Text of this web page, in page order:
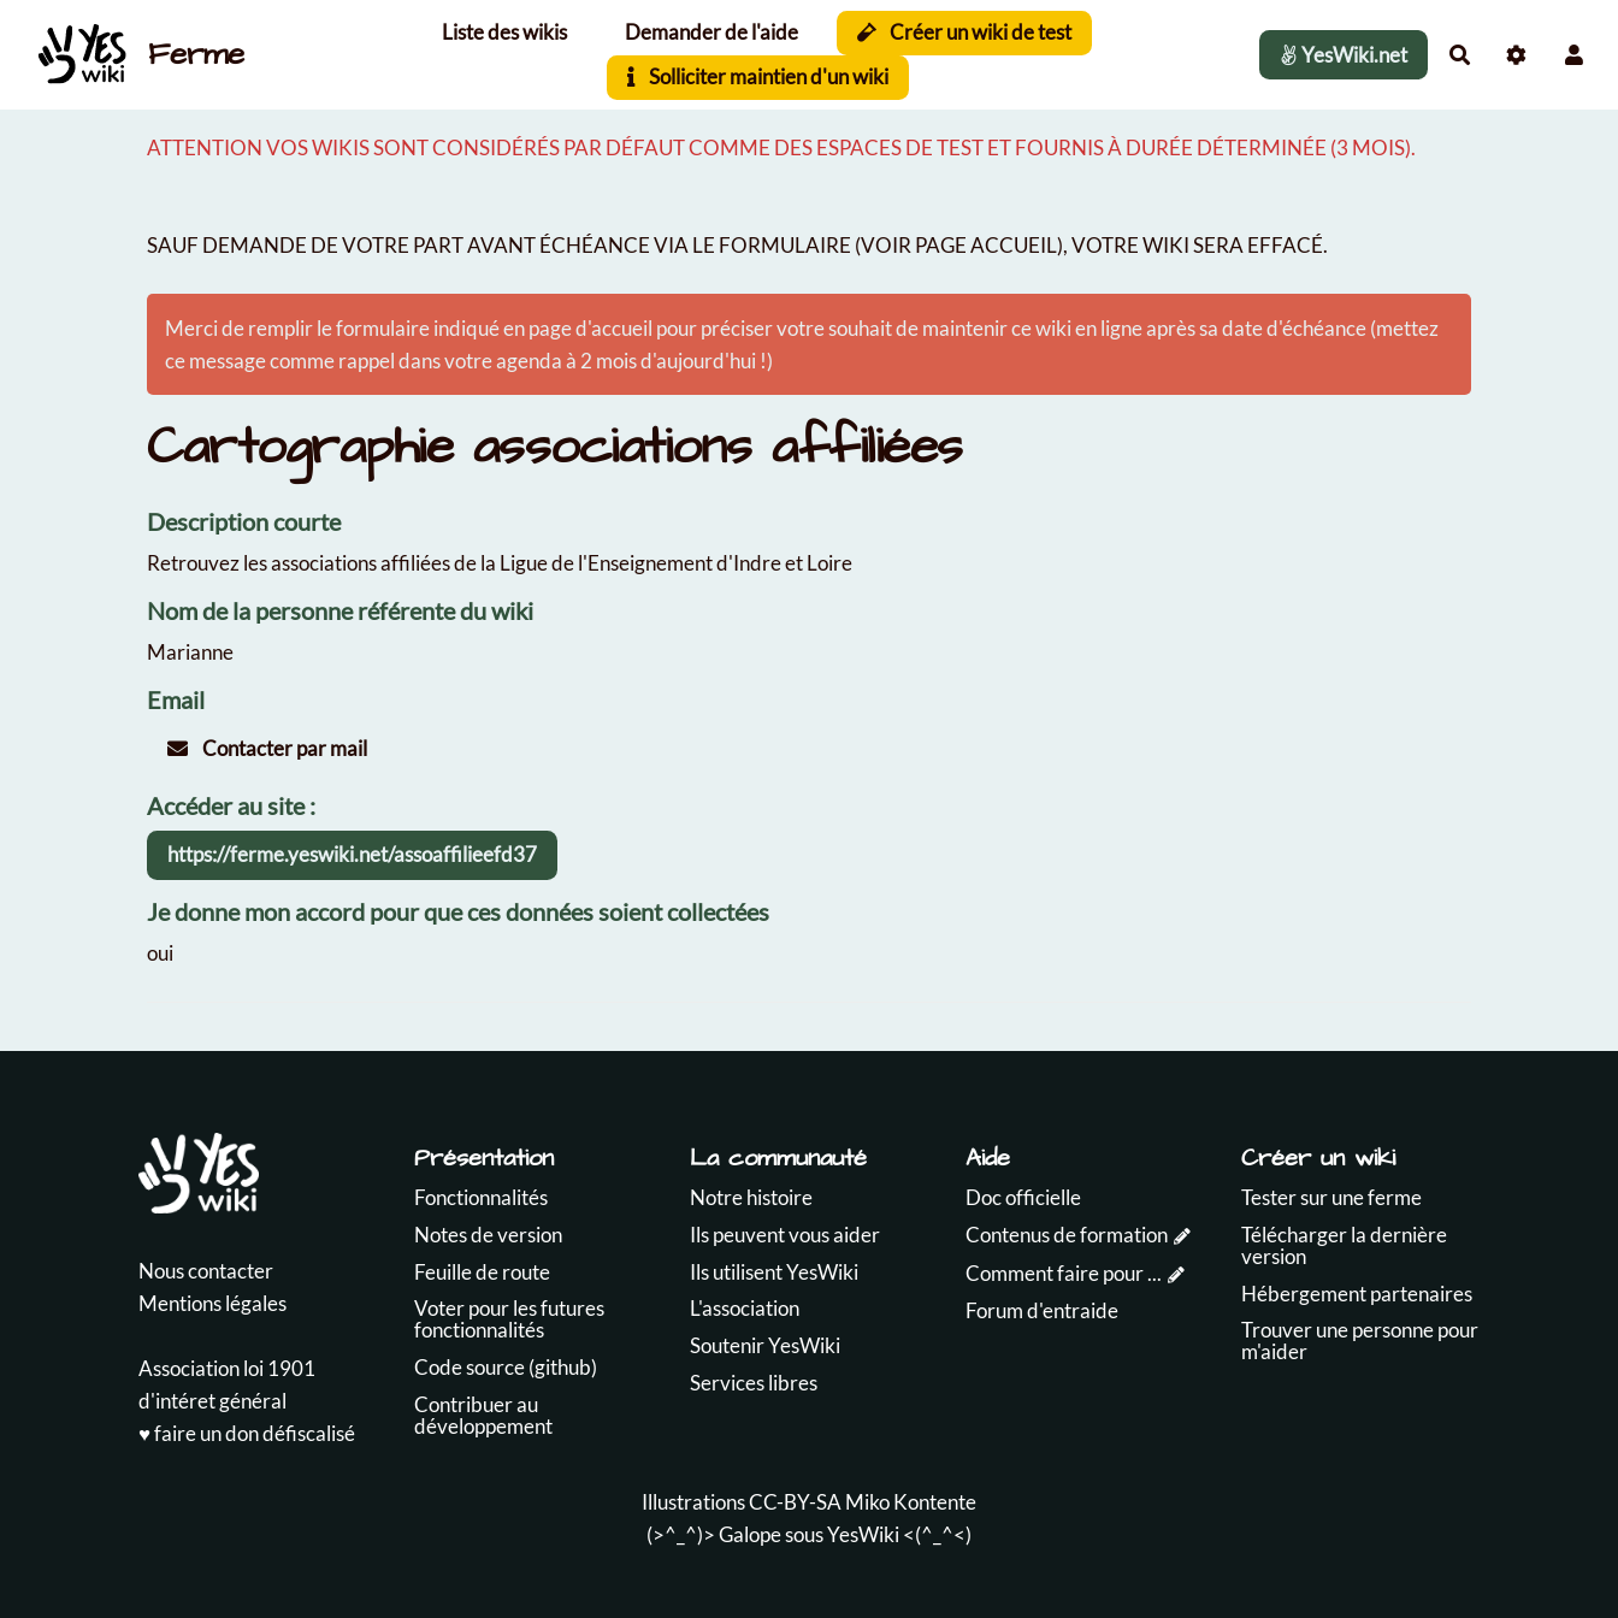
Aller au contenu principal
Ferme
Liste des wikis Demander de l'aide
Créer un wiki de test
Solliciter maintien d'un wiki
YesWiki.net Rechercher
ATTENTION VOS WIKIS SONT CONSIDÉRÉS PAR DÉFAUT COMME DES ESPACES DE TEST ET FOURNIS À DURÉE DÉTERMINÉE (3 MOIS).
SAUF DEMANDE DE VOTRE PART AVANT ÉCHÉANCE VIA LE FORMULAIRE (VOIR PAGE ACCUEIL), VOTRE WIKI SERA EFFACÉ.
Merci de remplir le formulaire indiqué en page d'accueil pour préciser votre souhait de maintenir ce wiki en ligne après sa date d'échéance (mettez
ce message comme rappel dans votre agenda à 2 mois d'aujourd'hui !)
Cartographie associations affiliées
Description courte
Retrouvez les associations affiliées de la Ligue de l'Enseignement d'Indre et Loire
Nom de la personne référente du wiki
Marianne
Email
Contacter par mail
Accéder au site :
https://ferme.yeswiki.net/assoaffilieefd37
Je donne mon accord pour que ces données soient collectées
oui
Nous contacter
Mentions légales
Association loi 1901
d'intéret général
♥️ faire un don défiscalisé
Présentation
Fonctionnalités
Notes de version
Feuille de route
Voter pour les futures
fonctionnalités
Code source (github)
Contribuer au
développement
La communauté
Notre histoire
Ils peuvent vous aider
Ils utilisent YesWiki
L'association
Soutenir YesWiki
Services libres
Aide
Doc officielle
Contenus de formation
Comment faire pour ...
Forum d'entraide
Créer un wiki
Tester sur une ferme
Télécharger la dernière
version
Hébergement partenaires
Trouver une personne pour
m'aider
Illustrations CC-BY-SA Miko Kontente
(>^_^)> Galope sousYesWiki<(^_^<)